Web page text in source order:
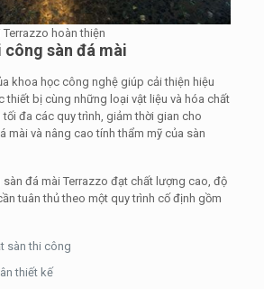
hoàn thiện
công sàn đá mài
khoa học công nghệ giúp cải thiện hiệu
thiết bị cùng những loại vật liệu và hóa chất
đa các quy trình, giảm thời gian cho
mài và nâng cao tính thẩm mỹ của sàn
sàn đá mài Terrazzo đạt chất lượng cao, độ
tuân thủ theo một quy trình cố định gồm
sàn thi công
thiết kế